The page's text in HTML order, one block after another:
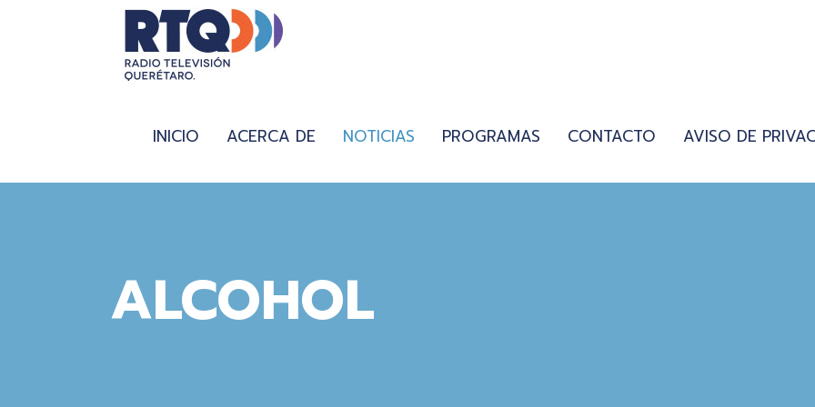
INICIO ACERCA DE NOTICIAS PROGRAMAS CONTACTO AVISO DE
ALCOHOL